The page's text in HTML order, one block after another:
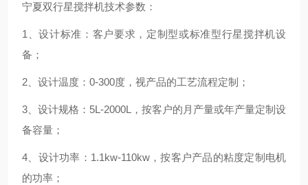
宁夏双行星搅拌机技术参数：
1、设计标准：客户要求，定制型或标准型行星搅拌机设
备；
2、设计温度：0-300度，视产品的工艺流程定制；
3、设计规格：5L-2000L，按客户的月产量或年产量定制设
备容量；
4、设计功率：1.1kw-110kw，按客户产品的粘度定制电机
的功率；